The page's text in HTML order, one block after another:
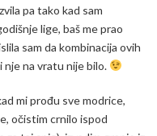
pa tako kad sam
lige, baš me prao
sam da kombinacija ovih
nje na vratu nije bilo.
mi prođu sve modrice,
očistim crnilo ispod